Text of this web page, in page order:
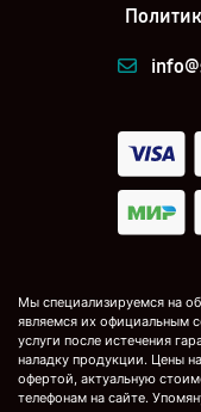
Мы специализируемся на
являемся их официальным
услуги после истечения
наладку продукции. Цены
офертой, актуальную
телефонам на сайте.